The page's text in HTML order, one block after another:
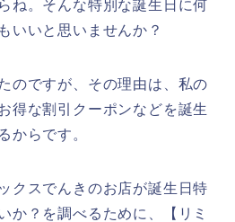
ね。そんな特別な誕生日に何
いいと思いませんか？
のですが、その理由は、私の
得な割引クーポンなどを誕生
からです。
クスでんきのお店が誕生日特
か？を調べるために、【リミ